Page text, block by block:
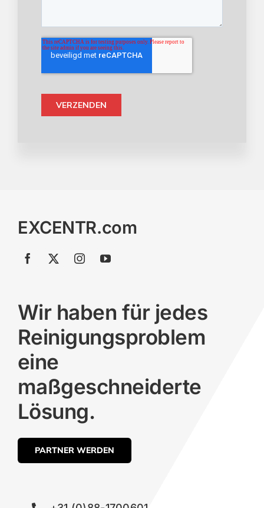
EXCENTR.com
Wir haben für jedes
Reinigungsproblem
eine
maßgeschneiderte
Lösung.
PARTNER WERDEN